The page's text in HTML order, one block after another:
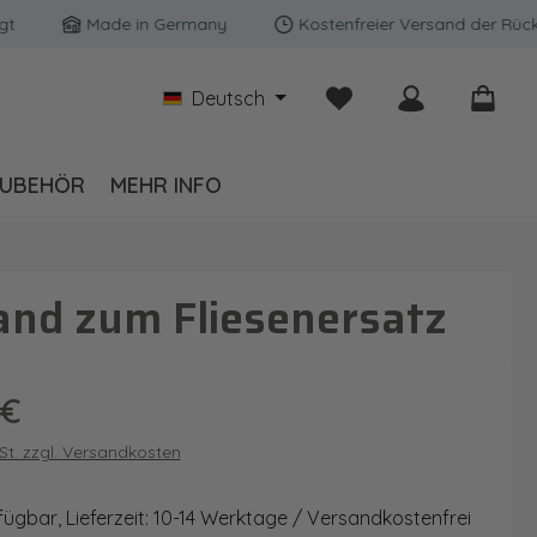
Made in Germany Kostenfreier Versand der
Deutsch Du hast 0 Produkte
MEHR INFO
zum Fliesenersatz
zzgl. Versandkosten
Lieferzeit: 10-14 Werktage / Versandkostenfrei